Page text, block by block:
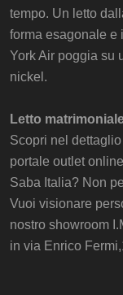
tempo. Un letto
forma esagonale e
York Air poggia su
nickel.
Letto
Scopri nel
portale outlet
Saba Italia? Non
Vuoi visionare
nostro showroom
in via Enrico